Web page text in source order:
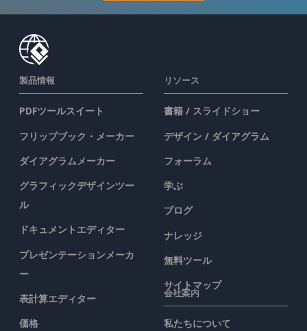
製品情報
PDFツールスイート
フリップブック・メーカー
ダイアグラムメーカー
グラフィックデザインツー
ル
ドキュメントエディター
プレゼンテーションメーカ
ー
表計算エディター
価格
リソース
書籍 / スライドショー
デザイン / ダイアグラム
フォーラム
学ぶ
ブログ
ナレッジ
無料ツール
サイトマップ
会社案内
私たちについて